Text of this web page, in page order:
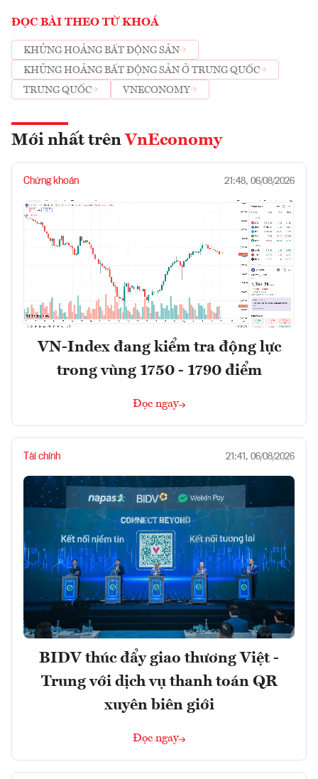
ĐỌC BÀI THEO TỪ KHOÁ
KHỦNG HOẢNG BẤT ĐỘNG SẢN
KHỦNG HOẢNG BẤT ĐỘNG SẢN Ở TRUNG QUỐC
TRUNG QUỐC
VNECONOMY
Mới nhất trên VnEconomy
Chứng khoán 21:48, 06/08/2026
VN-Index đang kiểm tra động lực
trong vùng 1750 - 1790 điểm
Đọc ngay
Tài chính 21:41, 06/08/2026
BIDV thúc đẩy giao thương Việt -
Trung với dịch vụ thanh toán QR
xuyên biên giới
Đọc ngay